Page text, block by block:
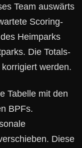
Team auswärts
Scoring-
Heimparks
Die Totals-
werden.
Tabelle mit den
BPFs.
Diese